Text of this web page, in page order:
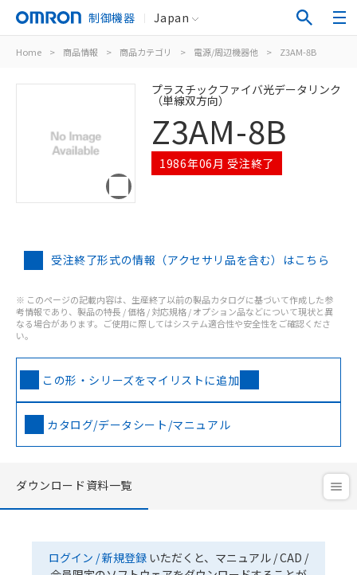
制御機器 Japan
Home > 商品情報 > 商品カテゴリ > 電源/周辺機器他 > Z3AM-8B
プラスチックファイバ光データリンク
（単線双方向）
Z3AM-8B
1986年06月 受注終了
受注終了形式の情報（アクセサリ品を含む）はこちら
※ このページの記載内容は、生産終了以前の製品カタログに基づいて作成した参
考情報であり、製品の特長 / 価格 / 対応規格 / オプション品などについて現状と異
なる場合があります。ご使用に際してはシステム適合性や安全性をご確認くださ
い。
この形・シリーズをマイリストに追加
カタログ/データシート/マニュアル
ダウンロード資料一覧
ログイン / 新規登録 いただくと、マニュアル / CAD /